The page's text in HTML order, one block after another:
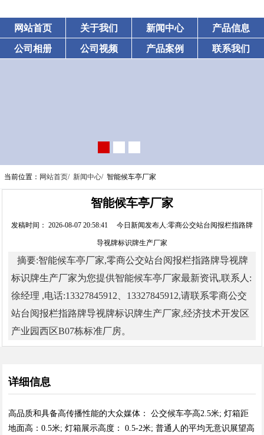
网站首页 关于我们 新闻中心 产品信息
公司相册 公司视频 产品案例 联系我们
当前位置： 网站首页/ 新闻中心/ 智能候车亭厂家
智能候车亭厂家
发稿时间： 2026-08-07 20:58:41 今日新闻发布人:零商公交站台阅报栏指路牌
导视牌标识牌生产厂家
摘要:智能候车亭厂家,零商公交站台阅报栏指路牌导视牌
标识牌生产厂家为您提供智能候车亭厂家最新资讯,联系人:
徐经理 ,电话:13327845912、13327845912,请联系零商公交
站台阅报栏指路牌导视牌标识牌生产厂家,经济技术开发区
产业园西区B07栋标准厂房。
详细信息
高品质和具备高传播性能的大众媒体： 公交候车亭高2.5米; 灯箱距
地面高：0.5米; 灯箱展示高度： 0.5-2米; 普通人的平均无意识展望高